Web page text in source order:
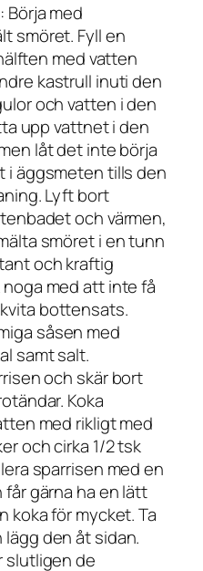
med
smöret. Fyll en
med vatten
kastrull inuti den
och vatten i den
upp vattnet i den
låt det inte börja
i äggsmeten tills den
Lyft bort
och värmen,
smöret i en tunn
och kraftig
med att inte få
bottensats.
såsen med
samt salt.
och skär bort
Koka
med rikligt med
och cirka 1/2 tsk
sparrisen med en
gärna ha en lätt
koka för mycket. Ta
den åt sidan.
slutligen de